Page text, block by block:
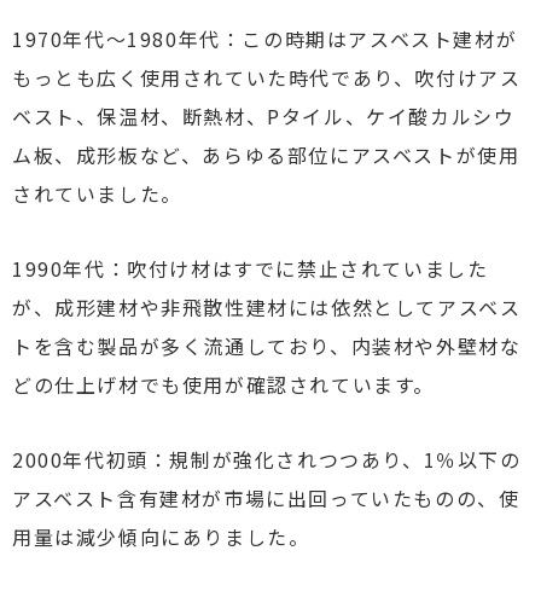
1970年代～1980年代：この時期はアスベスト建材が
もっとも広く使用されていた時代であり、吹付けアス
ベスト、保温材、断熱材、Pタイル、ケイ酸カルシウ
ム板、成形板など、あらゆる部位にアスベストが使用
されていました。
1990年代：吹付け材はすでに禁止されていました
が、成形建材や非飛散性建材には依然としてアスベス
トを含む製品が多く流通しており、内装材や外壁材な
どの仕上げ材でも使用が確認されています。
2000年代初頭：規制が強化されつつあり、1％以下の
アスベスト含有建材が市場に出回っていたものの、使
用量は減少傾向にありました。